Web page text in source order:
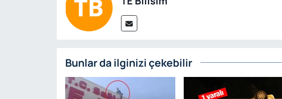
Bunlar da ilginizi çekebilir